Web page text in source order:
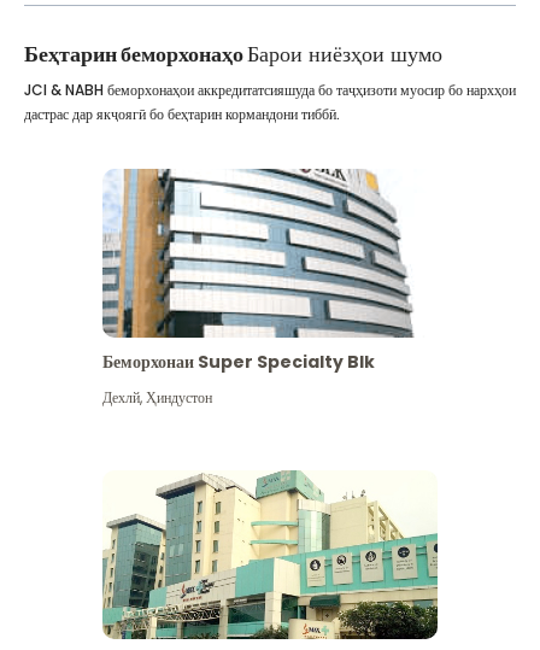
Беҳтарин беморхонаҳоБарои ниёзҳои шумо
JCI & NABH беморхонаҳои аккредитатсияшуда бо таҷҳизоти муосир бо нархҳои
дастрас дар якҷоягӣ бо беҳтарин кормандони тиббӣ.
Беморхонаи Super Specialty Blk
Дехлй,Ҳиндустон